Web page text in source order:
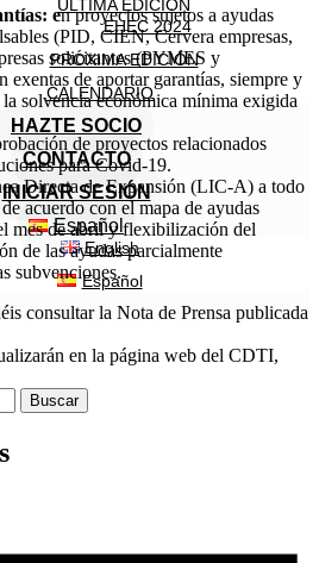
ÚLTIMA EDICIÓN
EHEC 2024
PRÓXIMA EDICIÓN
CALENDARIO
HAZTE SOCIO
CONTACTO
INICIAR SESIÓN
Español
English
Español
en proyectos sujetos a ayudas
(PID, CIEN, Cervera empresas,
solicitantes (PYMES y
de aportar garantías, siempre y
solvencia económica mínima exigida
de proyectos relacionados
para Covid-19.
Directa de Expansión (LIC-A) a todo
acuerdo con el mapa de ayudas
mes de abril y flexibilización del
de las ayudas parcialmente
subvenciones.
consultar la Nota de Prensa publicada
en la página web del CDTI,